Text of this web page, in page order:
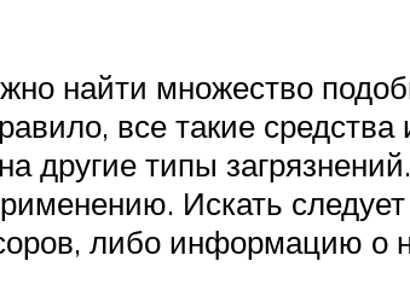
найти множество
все такие
другие типы
Искать
либо информацию о